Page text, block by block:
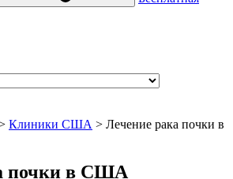
Клиники США > Лечение рака почки в
почки в США